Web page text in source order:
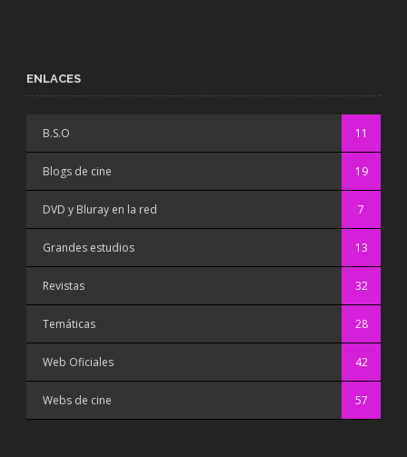
ENLACES
B.S.O 11
Blogs de cine 19
DVD y Bluray en la red 7
Grandes estudios 13
Revistas 32
Temáticas 28
Web Oficiales 42
Webs de cine 57